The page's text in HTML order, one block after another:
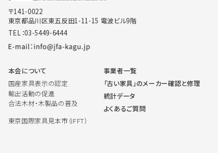
〒141-0022
東京都品川区東五反田1-11-15 電波ビル9階
TEL：03-5449-6444
本会について
国産家具表示の認定
輸出活動の促進
合法木材・木製品の普及
東京国際家具見本市（IFFT）
事業者一覧
「古い家具」のメーカー確認と修理
統計データ
よくあるご質問